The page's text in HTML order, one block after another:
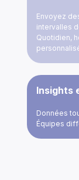
Envoyez
intervalles
Quotidien,
Insights
Données
Équipes